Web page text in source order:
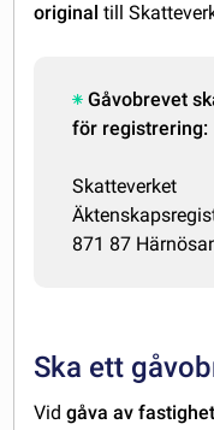
originaltill
Gåvobrevet
för registrering:
Skatteverket
871 87
Ska ett
Vidgåva av fastighet